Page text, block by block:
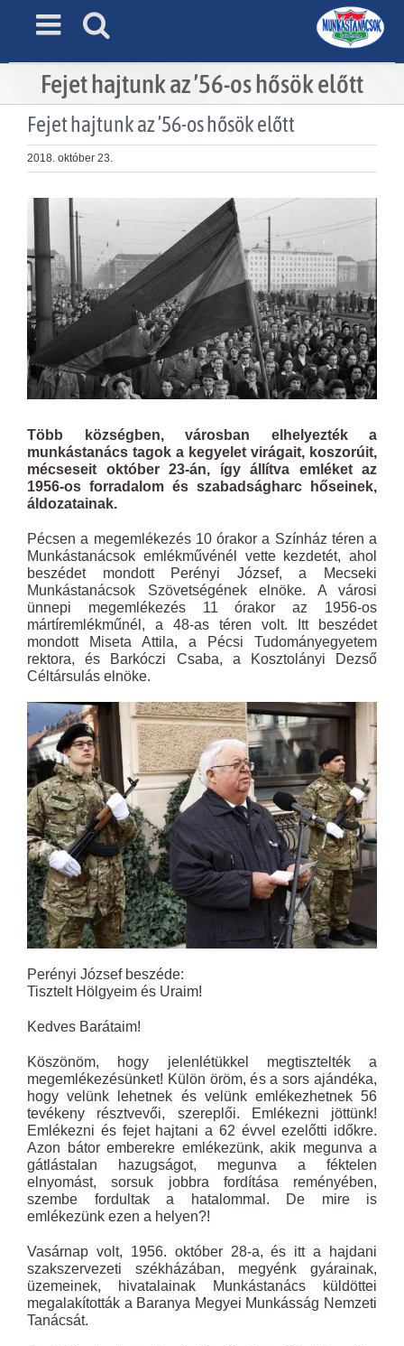
Fejet hajtunk az ’56-os hősök előtt
Fejet hajtunk az ’56-os hősök előtt
2018. október 23.
View
Larger
Image
Több községben, városban elhelyezték a
munkástanács tagok a kegyelet virágait, koszorúit,
mécseseit október 23-án, így állítva emléket az
1956-os forradalom és szabadságharc hőseinek,
áldozatainak.
Pécsen a megemlékezés 10 órakor a Színház téren a
Munkástanácsok emlékművénél vette kezdetét, ahol
beszédet mondott Perényi József, a Mecseki
Munkástanácsok Szövetségének elnöke. A városi
ünnepi megemlékezés 11 órakor az 1956-os
mártíremlékműnél, a 48-as téren volt. Itt beszédet
mondott Miseta Attila, a Pécsi Tudományegyetem
rektora, és Barkóczi Csaba, a Kosztolányi Dezső
Céltársulás elnöke.
Perényi József beszéde:
Tisztelt Hölgyeim és Uraim!
Kedves Barátaim!
Köszönöm, hogy jelenlétükkel megtisztelték a
megemlékezésünket! Külön öröm, és a sors ajándéka,
hogy velünk lehetnek és velünk emlékezhetnek 56
tevékeny résztvevői, szereplői. Emlékezni jöttünk!
Emlékezni és fejet hajtani a 62 évvel ezelőtti időkre.
Azon bátor emberekre emlékezünk, akik megunva a
gátlástalan hazugságot, megunva a féktelen
elnyomást, sorsuk jobbra fordítása reményében,
szembe fordultak a hatalommal. De mire is
emlékezünk ezen a helyen?!
Vasárnap volt, 1956. október 28-a, és itt a hajdani
szakszervezeti székházában, megyénk gyárainak,
üzemeinek, hivatalainak Munkástanács küldöttei
megalakították a Baranya Megyei Munkásság Nemzeti
Tanácsát.